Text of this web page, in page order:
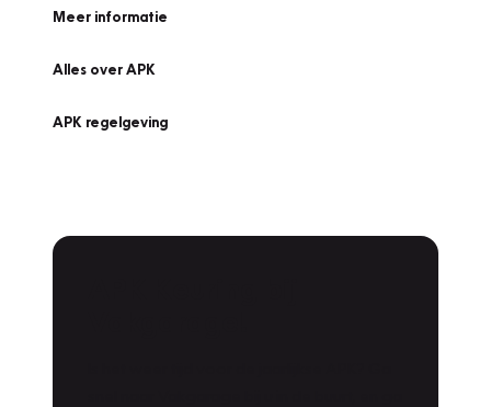
Meer informatie
Alles over APK
APK regelgeving